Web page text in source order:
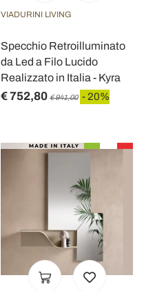
VIADURINI LIVING
Specchio Retroilluminato
da Led a Filo Lucido
Realizzato in Italia - Kyra
€ 752,80 € 941,00 - 20%